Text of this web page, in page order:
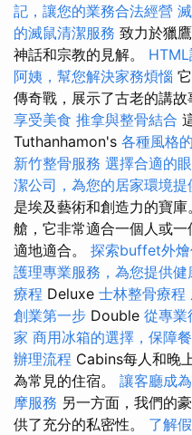
記，讓您的業務合法經營
的滅鼠清潔服務 致力於獵
神話和宗教的見解。
阿姨，幫您解決家務煩惱
傳奇戰，展示了古老的講故
享受美食 推拿與整骨結合
Tuthanhamon's 各種風格
新竹整骨服務 選擇合適的
潔公司，為您的居家環境
是埃及藝術和創造力的寶
艙，它非常適合一個人或
適地適合。 探索buffet外燴
護理專業服務，為您提供
療程 Deluxe 士林整骨療程
創業第一步 Double 從專業
家 商用冰箱的選擇，保障
辦理流程 Cabins每人和晚
為常見的住宿。 讓客廳成
摩服務 另一方面，我們的
供了充分的私密性。 了解